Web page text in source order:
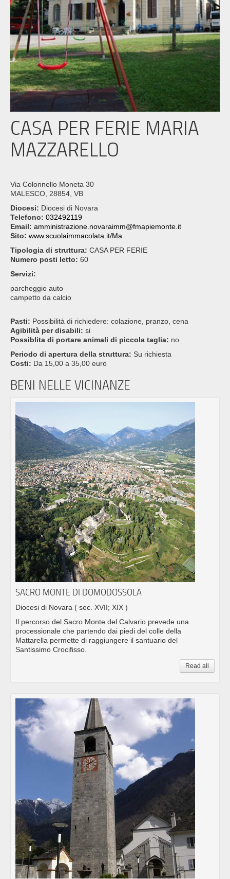
CASA PER FERIE MARIA
MAZZARELLO
Via Colonnello Moneta 30
MALESCO, 28854, VB
Diocesi: Diocesi di Novara
Telefono: 032492119
Email: amministrazione.novaraimm@fmapiemonte.it
Sito: www.scuolaimmacolata.it/Ma
Tipologia di struttura: CASA PER FERIE
Numero posti letto: 60
Servizi:
parcheggio auto
campetto da calcio
Pasti: Possibilità di richiedere: colazione, pranzo, cena
Agibilità per disabili: si
Possiblita di portare animali di piccola taglia: no
Periodo di apertura della struttura: Su richiesta
Costi: Da 15,00 a 35,00 euro
BENI NELLE VICINANZE
SACRO MONTE DI DOMODOSSOLA
Diocesi di Novara ( sec. XVII; XIX )
Il percorso del Sacro Monte del Calvario prevede una
processionale che partendo dai piedi del colle della
Mattarella permette di raggiungere il santuario del
Santissimo Crocifisso.
Read all